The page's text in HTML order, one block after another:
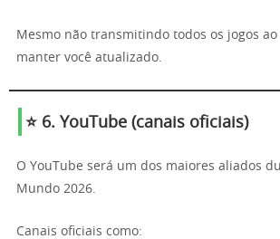
Mesmo não transmitindo todos os jogos ao
manter você atualizado.
⭐ 6. YouTube (canais oficiais)
O YouTube será um dos maiores aliados
Mundo 2026.
Canais oficiais como: